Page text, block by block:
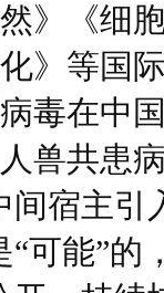
》《细
》等国
毒在中
兽共患
间宿主引
可能”的